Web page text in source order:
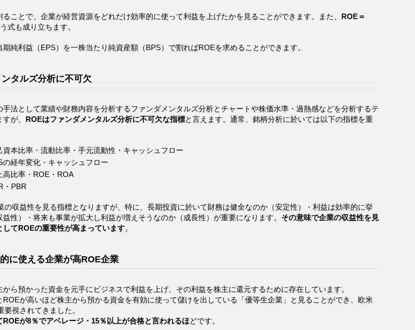
ことで、企業が経営資源をどれだけ効率的に使って利益を上げたかを見ることができます。また、 ROE＝
式も成り立ちます。
純利益（EPS）を一株当たり純資産額（BPS）で割ればROEを求めることができます。
タルズ分析に不可欠
手法として業績や財務内容を分析するファンダメンタルズ分析とチャートや株価水準・過熱感などを分析するテ
が、 ROEはファンダメンタルズ分析に不可欠な指標と言えます。通常、銘柄分析に於いては以下の指標を重
本比率・流動比率・手元流動性・キャッシュフロー
経年変化・キャッシュフロー
比率・ROE・ROA
・PBR
の収益性を見る指標となりますが、特に、長期投資に於いて財務は健全なのか（安定性）・利益は効率的に挙
性）・将来も事業が拡大し利益が増えそうなのか（成長性）が重要になります。 その意味で企業の収益性を見
してROEの重要性が高まっています。
に使える企業が高ROE企業
から預かった資金を元手にビジネスで利益を上げ、その利益を株主に還元するために存在しています。
ROEが高いほど株主から預かる資金を有効に使って儲けを出している「優等生企業」と見ることができ、欧米
視されてきました。
ROEが8％でアベレージ・15％以上が合格と言われるほどです。